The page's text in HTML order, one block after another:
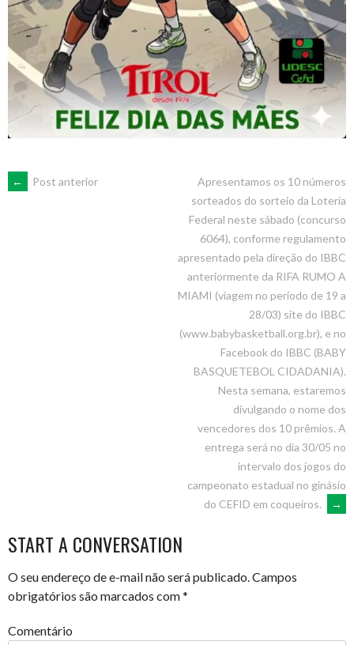
POST
← Post anterior
Apresentamos os 10 números
sorteados do sorteio da Loteria
Federal neste sábado (concurso
6064), conforme regulamento
apresentado pela direção do IBBC
anteriormente da RIFA RUMO A
MIAMI (viagem no período de 19 a
28/03) site do IBBC
(www.babybasketball.org.br), e no
Facebook do IBBC (BABY
BASQUETEBOL CIDADANIA).
Nesta semana, estaremos
divulgando o nome dos
vencedores dos 10 prêmios. A
entrega será no dia 30/05 no
intervalo dos jogos do
campeonato estadual no ginásio
do CEFID em coqueiros.
→
START A CONVERSATION
O seu endereço de e-mail não será publicado. Campos
obrigatórios são marcados com*
Comentário